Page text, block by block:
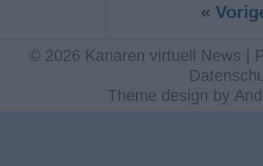
«
© 2026 Kanaren virtuell News |
Theme design by